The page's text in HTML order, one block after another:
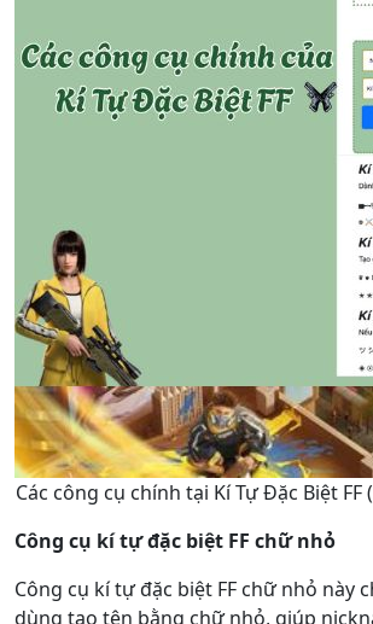
Các công cụ chính tại Kí Tự Đặc Biệt
Công cụ kí tự đặc biệt FF chữ nhỏ
Công cụ kí tự đặc biệt FF chữ nhỏ này
dùng tạo tên bằng chữ nhỏ, giúp